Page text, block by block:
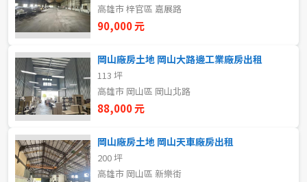
高雄市
屏東縣
台東縣
花蓮縣
金門連江
80坪以上
~ 坪
樓層
不拘
1樓
高雄市 梓官區 嘉展路
90,000 元
岡山廠房土地 岡山大路邊工業廠房出租
113 坪
高雄市 岡山區 岡山北路
88,000 元
岡山廠房土地 岡山天車廠房出租
200 坪
高雄市 岡山區 新樂街